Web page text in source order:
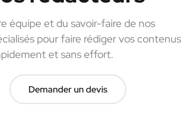
équipe et du savoir-faire de nos
pour faire rédiger vos contenus
et sans effort.
Demander un devis